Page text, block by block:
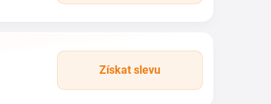
Získat slevu